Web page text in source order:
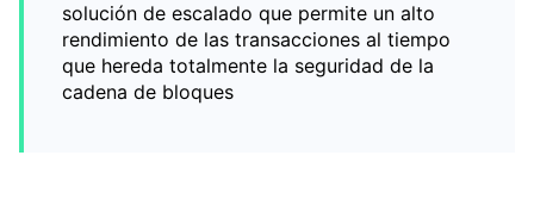
solución de escalado que permite un alto
rendimiento de las transacciones al tiempo
que hereda totalmente la seguridad de la
cadena de bloques